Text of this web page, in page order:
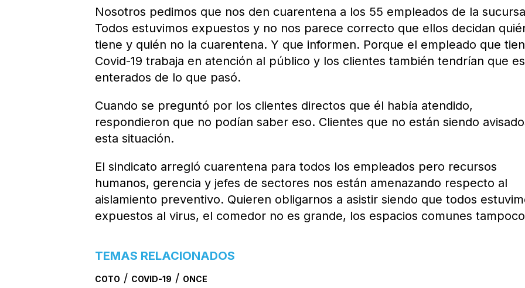
Nosotros pedimos que nos den cuarentena a los 55 empleados de la
Todos estuvimos expuestos y no nos parece correcto que ellos decidan
tiene y quién no la cuarentena. Y que informen. Porque el empleado que
Covid-19 trabaja en atención al público y los clientes también tendrían que
enterados de lo que pasó.
Cuando se preguntó por los clientes directos que él había atendido,
respondieron que no podían saber eso. Clientes que no están siendo
esta situación.
El sindicato arregló cuarentena para todos los empleados pero recursos
humanos, gerencia y jefes de sectores nos están amenazando respecto al
aislamiento preventivo. Quieren obligarnos a asistir siendo que todos
expuestos al virus, el comedor no es grande, los espacios comunes
TEMAS RELACIONADOS
COTO / COVID-19 / ONCE